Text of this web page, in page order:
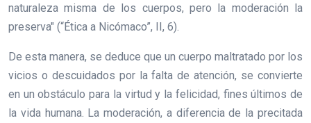
naturaleza misma de los cuerpos, pero la moderación la
preserva" (“Ética a Nicómaco”, II, 6).
De esta manera, se deduce que un cuerpo maltratado por los
vicios o descuidados por la falta de atención, se convierte
en un obstáculo para la virtud y la felicidad, fines últimos de
la vida humana. La moderación, a diferencia de la precitada